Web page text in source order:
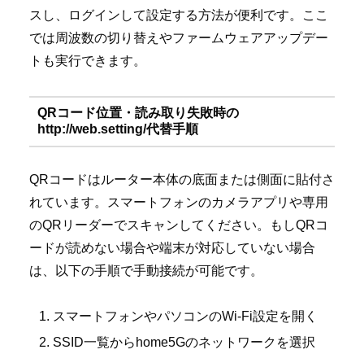
スし、ログインして設定する方法が便利です。ここ
では周波数の切り替えやファームウェアアップデー
トも実行できます。
QRコード位置・読み取り失敗時の
http://web.setting/代替手順
QRコードはルーター本体の底面または側面に貼付さ
れています。スマートフォンのカメラアプリや専用
のQRリーダーでスキャンしてください。もしQRコ
ードが読めない場合や端末が対応していない場合
は、以下の手順で手動接続が可能です。
スマートフォンやパソコンのWi-Fi設定を開く
SSID一覧からhome5Gのネットワークを選択